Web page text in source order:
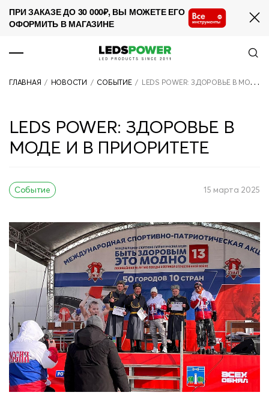
ПРИ ЗАКАЗЕ ДО 30 000₽, ВЫ МОЖЕТЕ ЕГО
ОФОРМИТЬ В МАГАЗИНЕ
О КОМПАНИИ
НОВОСТИ
КОНТАКТЫ
ГЛАВНАЯ / НОВОСТИ / СОБЫТИЕ / LEDS POWER: ЗДОРОВЬЕ В МОДЕ И В ПРИОРИТЕТЕ
LEDS POWER: ЗДОРОВЬЕ В
МОДЕ И В ПРИОРИТЕТЕ
Событие 15 марта 2025